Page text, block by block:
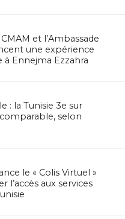
et l’Ambassade
une expérience
à Ennejma Ezzahra
: la Tunisie 3e sur
selon
le « Colis Virtuel »
l’accès aux services